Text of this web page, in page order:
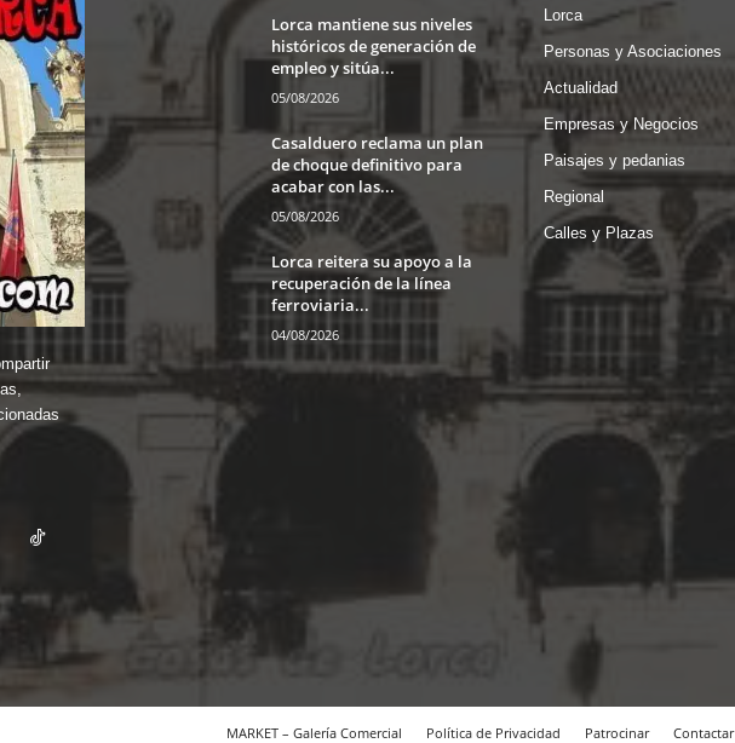
Lorca mantiene sus niveles
históricos de generación de
empleo y sitúa...
05/08/2026
Casalduero reclama un plan
de choque definitivo para
acabar con las...
05/08/2026
Lorca reitera su apoyo a la
recuperación de la línea
ferroviaria...
04/08/2026
Lorca
Personas y Asociaciones
Actualidad
Empresas y Negocios
Paisajes y pedanias
Regional
Calles y Plazas
MARKET – Galería Comercial Política de Privacidad Patrocinar Contactar